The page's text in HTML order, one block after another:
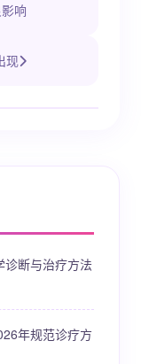
响
现
断与治疗方法
年规范诊疗方